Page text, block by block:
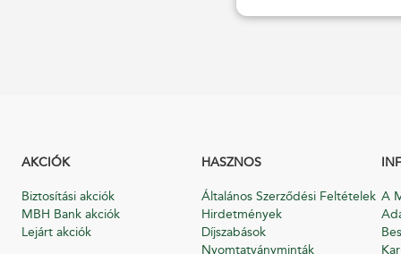
AKCIÓK
Biztosítási akciók
MBH Bank akciók
Lejárt akciók
HASZNOS
Általános Szerződési Feltételek
Hirdetmények
Díjszabások
Nyomtatványminták
A